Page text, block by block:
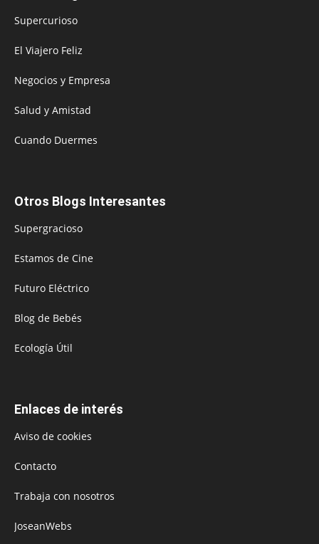
Supercurioso
El Viajero Feliz
Negocios y Empresa
Salud y Amistad
Cuando Duermes
Otros Blogs Interesantes
Supergracioso
Estamos de Cine
Futuro Eléctrico
Blog de Bebés
Ecología Útil
Enlaces de interés
Aviso de cookies
Contacto
Trabaja con nosotros
JoseanWebs